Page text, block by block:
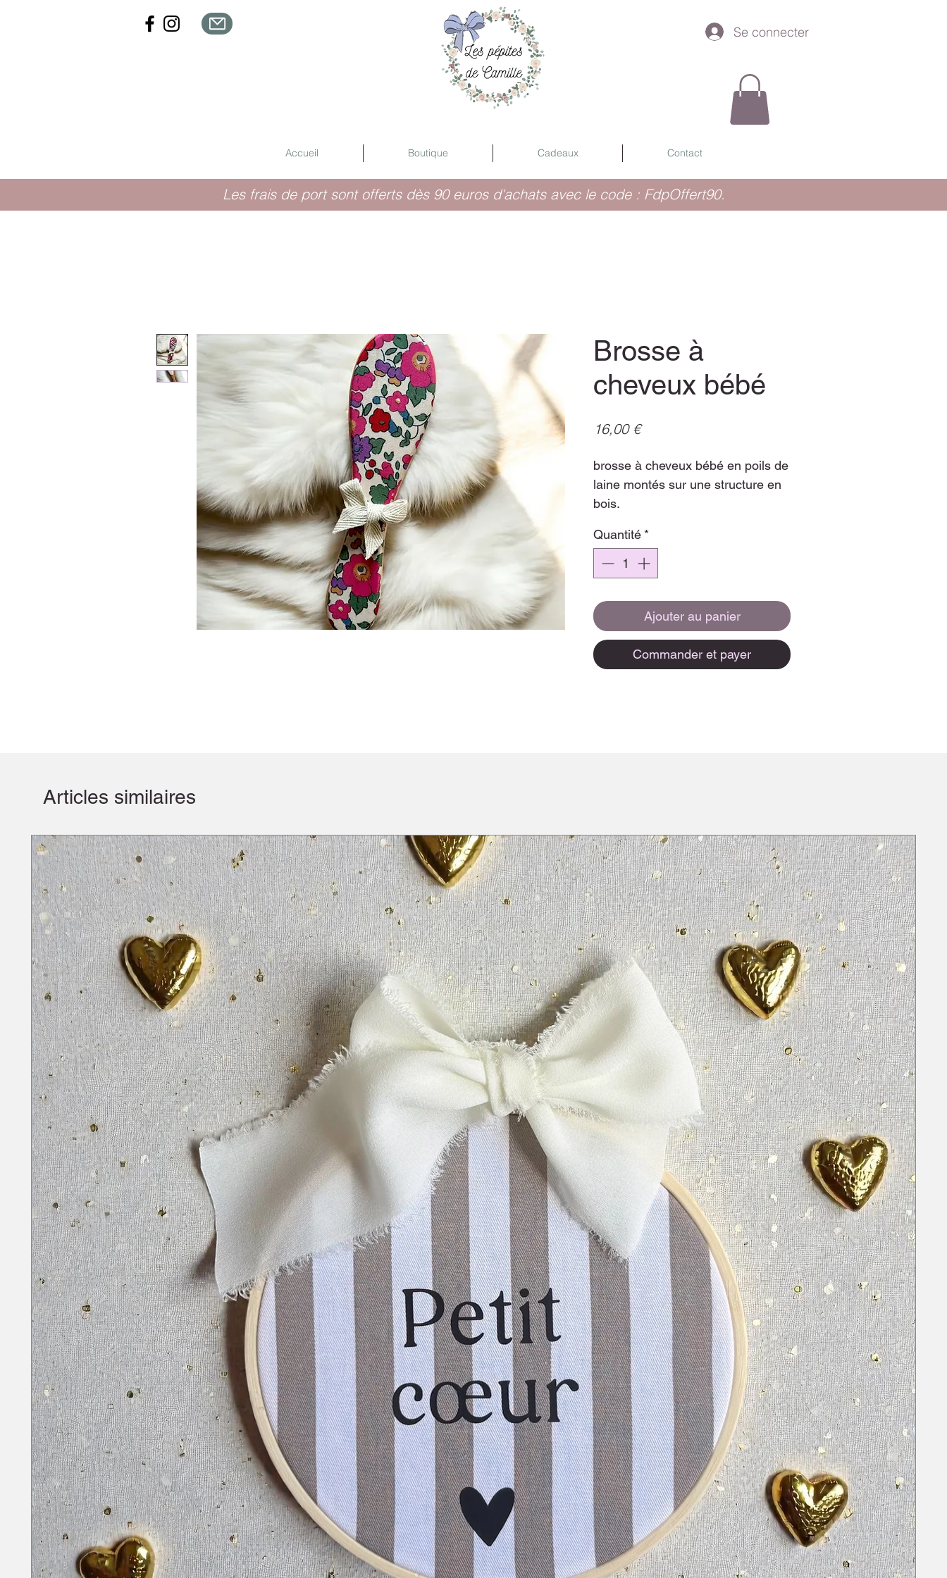
Se connecter
Accueil Boutique Cadeaux Contact
Les frais de port sont offerts dès 90 euros d'achats avec le code : FdpOffert90.
Brosse à
cheveux bébé
16,00 €Prix
brosse à cheveux bébé en poils de
laine montés sur une structure en
bois.
Vendu avec un pochon en tissu
pour le transport
Quantité *
Ajouter au panier
Commander et payer
Articles similaires